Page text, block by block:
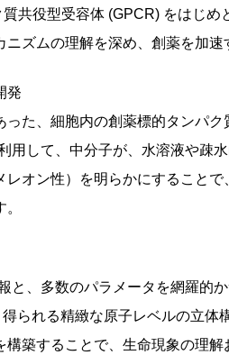
共役型受容体 (GPCR) をはじめ
ズムの理解を深め、創薬を加速
発
た、細胞内の創薬標的タンパク
用して、中分子が、水溶液や疎
オン性）を明らかにすること
、多数のパラメータを網羅的
られる精緻な原子レベルの立体
築することで、生命現象の理解